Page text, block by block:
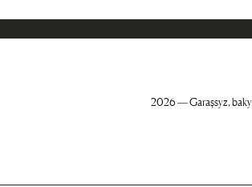
2026 — Garaşsyz,